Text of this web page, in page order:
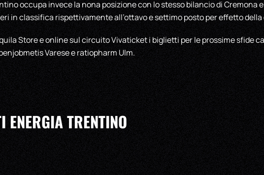
occupa invece la nona posizione con lo stesso bilancio di Cremona
in classifica rispettivamente all’ottavo e settimo posto per effetto
Store e online sul circuito Vivaticket i biglietti per le prossime sfide
Varese e ratiopharm Ulm.
ENERGIA TRENTINO